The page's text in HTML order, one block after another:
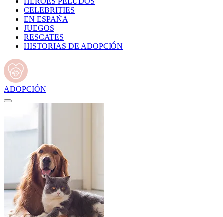
CELEBRITIES
EN ESPAÑA
JUEGOS
RESCATES
HISTORIAS DE ADOPCIÓN
ADOPCIÓN